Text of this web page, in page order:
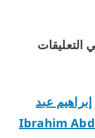
إبراهيم عبد